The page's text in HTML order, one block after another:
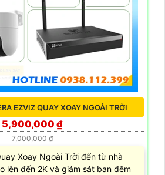
EZVIZ QUAY XOAY NGOÀI TRỜI
5,900,000 ₫
7,000,000 ₫
Xoay Ngoài Trời đến từ nhà
lên đến 2K và giám sát ban đêm